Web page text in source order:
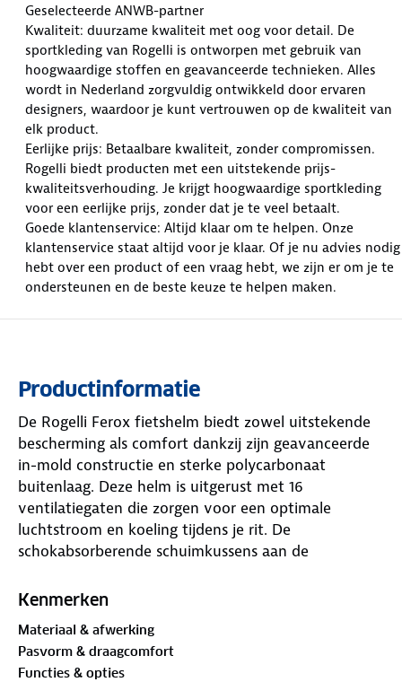
Geselecteerde ANWB-partner
Kwaliteit: duurzame kwaliteit met oog voor detail. De
sportkleding van Rogelli is ontworpen met gebruik van
hoogwaardige stoffen en geavanceerde technieken. Alles
wordt in Nederland zorgvuldig ontwikkeld door ervaren
designers, waardoor je kunt vertrouwen op de kwaliteit van
elk product.
Eerlijke prijs: Betaalbare kwaliteit, zonder compromissen.
Rogelli biedt producten met een uitstekende prijs-
kwaliteitsverhouding. Je krijgt hoogwaardige sportkleding
voor een eerlijke prijs, zonder dat je te veel betaalt.
Goede klantenservice: Altijd klaar om te helpen. Onze
klantenservice staat altijd voor je klaar. Of je nu advies nodig
hebt over een product of een vraag hebt, we zijn er om je te
ondersteunen en de beste keuze te helpen maken.
Productinformatie
De Rogelli Ferox fietshelm biedt zowel uitstekende
bescherming als comfort dankzij zijn geavanceerde
in-mold constructie en sterke polycarbonaat
buitenlaag. Deze helm is uitgerust met 16
ventilatiegaten die zorgen voor een optimale
luchtstroom en koeling tijdens je rit. De
schokabsorberende schuimkussens aan de
bieden extra comfort.
Kenmerken
Materiaal & afwerking
Pasvorm & draagcomfort
Functies & opties